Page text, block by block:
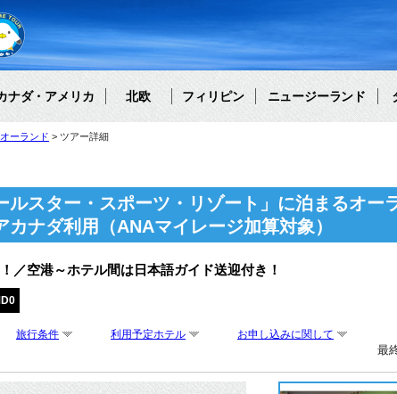
ナダ・アメリカ 北欧 フィリピン ニュージーランド
オーランド ツアー詳細
ルスター・スポーツ・リゾート」に泊まるオ
ナダ利用（ANAマイレージ加算対象）
／空港～ホテル間は日本語ガイド送迎付き！
旅行条件 利用予定ホテル お申し込みに関して
最